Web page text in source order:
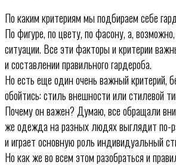
По каким критериям мы подбираем себе
По фигуре, по цвету, по фасону, а,
ситуации. Все эти факторы и критерии
и составлении правильного гардероба.
Но есть еще один очень важный критерий,
обойтись: стиль внешности или стилевой
Почему он важен? Думаю, все обращали
же одежда на разных людях выглядит по-
и играет основную роль индивидуальный
Но как же во всем этом разобраться и